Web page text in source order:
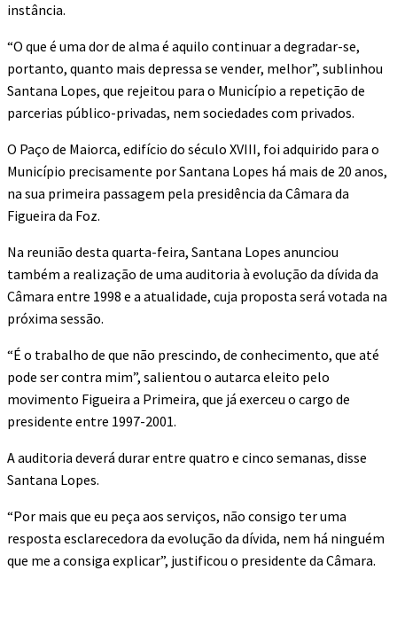
instância.
“O que é uma dor de alma é aquilo continuar a degradar-se,
portanto, quanto mais depressa se vender, melhor”, sublinhou
Santana Lopes, que rejeitou para o Município a repetição de
parcerias público-privadas, nem sociedades com privados.
O Paço de Maiorca, edifício do século XVIII, foi adquirido para o
Município precisamente por Santana Lopes há mais de 20 anos,
na sua primeira passagem pela presidência da Câmara da
Figueira da Foz.
Na reunião desta quarta-feira, Santana Lopes anunciou
também a realização de uma auditoria à evolução da dívida da
Câmara entre 1998 e a atualidade, cuja proposta será votada na
próxima sessão.
“É o trabalho de que não prescindo, de conhecimento, que até
pode ser contra mim”, salientou o autarca eleito pelo
movimento Figueira a Primeira, que já exerceu o cargo de
presidente entre 1997-2001.
A auditoria deverá durar entre quatro e cinco semanas, disse
Santana Lopes.
“Por mais que eu peça aos serviços, não consigo ter uma
resposta esclarecedora da evolução da dívida, nem há ninguém
que me a consiga explicar”, justificou o presidente da Câmara.